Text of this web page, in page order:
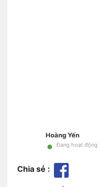
Hoàng Yến
• Đang hoạt động
Chia sẻ :